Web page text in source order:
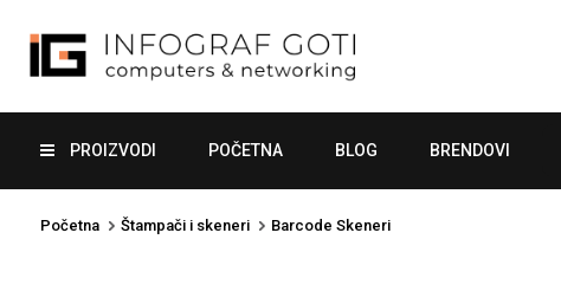
PROIZVODI POČETNA BLOG BRENDOVI
Početna Štampači i skeneri Barcode Skeneri